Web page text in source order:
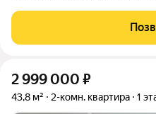
развитом микрорайоне
развязка. Вся необходимая
2 999 000 ₽
43,8 м² 2-комн. квартира 1